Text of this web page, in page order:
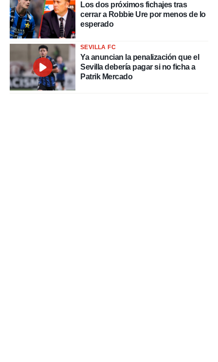
Los dos próximos fichajes tras
cerrar a Robbie Ure por menos de lo
esperado
SEVILLA FC
Ya anuncian la penalización que el
Sevilla debería pagar si no ficha a
Patrik Mercado